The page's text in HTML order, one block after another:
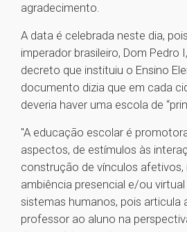
agradecimento.
A data é celebrada neste dia,
imperador brasileiro, Dom Pedro
decreto que instituiu o Ensino
documento dizia que em cada
deveria haver uma escola de
"A educação escolar é
aspectos, de estímulos às
construção de vínculos afetivos,
ambiência presencial e/ou
sistemas humanos, pois articula
professor ao aluno na